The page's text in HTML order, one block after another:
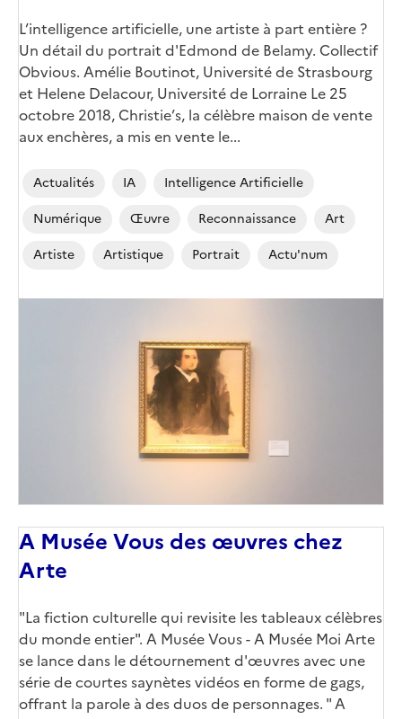
L’intelligence artificielle, une artiste à part entière ?
Un détail du portrait d'Edmond de Belamy. Collectif
Obvious. Amélie Boutinot, Université de Strasbourg
et Helene Delacour, Université de Lorraine Le 25
octobre 2018, Christie’s, la célèbre maison de vente
aux enchères, a mis en vente le...
Actualités IA
Intelligence Artificielle
Numérique
Œuvre Reconnaissance
Art
Artiste
Artistique Portrait Actu'num
A Musée Vous des œuvres chez
Arte
"La fiction culturelle qui revisite les tableaux célèbres
du monde entier". A Musée Vous - A Musée Moi Arte
se lance dans le détournement d'œuvres avec une
série de courtes saynètes vidéos en forme de gags,
offrant la parole à des duos de personnages. " A